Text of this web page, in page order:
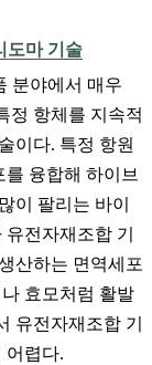
도마 기술
분야에서 매우
정 항체를 지속적
이다. 특정 항원
융합해 하이브
이 팔리는 바이
전자재조합 기
산하는 면역세포
효모처럼 활발
유전자재조합 기
어렵다.